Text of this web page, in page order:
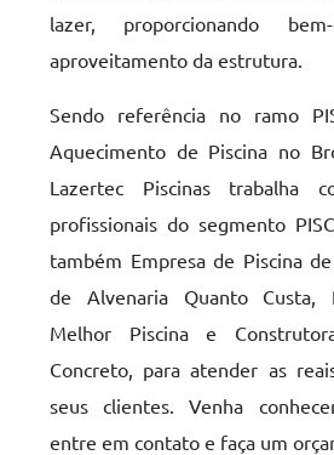
lazer, proporcionando
aproveitamento da estrutura.
Sendo referência no ramo
Aquecimento de Piscina no
Lazertec Piscinas trabalha
profissionais do segmento
também Empresa de Piscina
de Alvenaria Quanto Custa,
Melhor Piscina e
Concreto, para atender as
seus clientes. Venha
entre em contato e faça um